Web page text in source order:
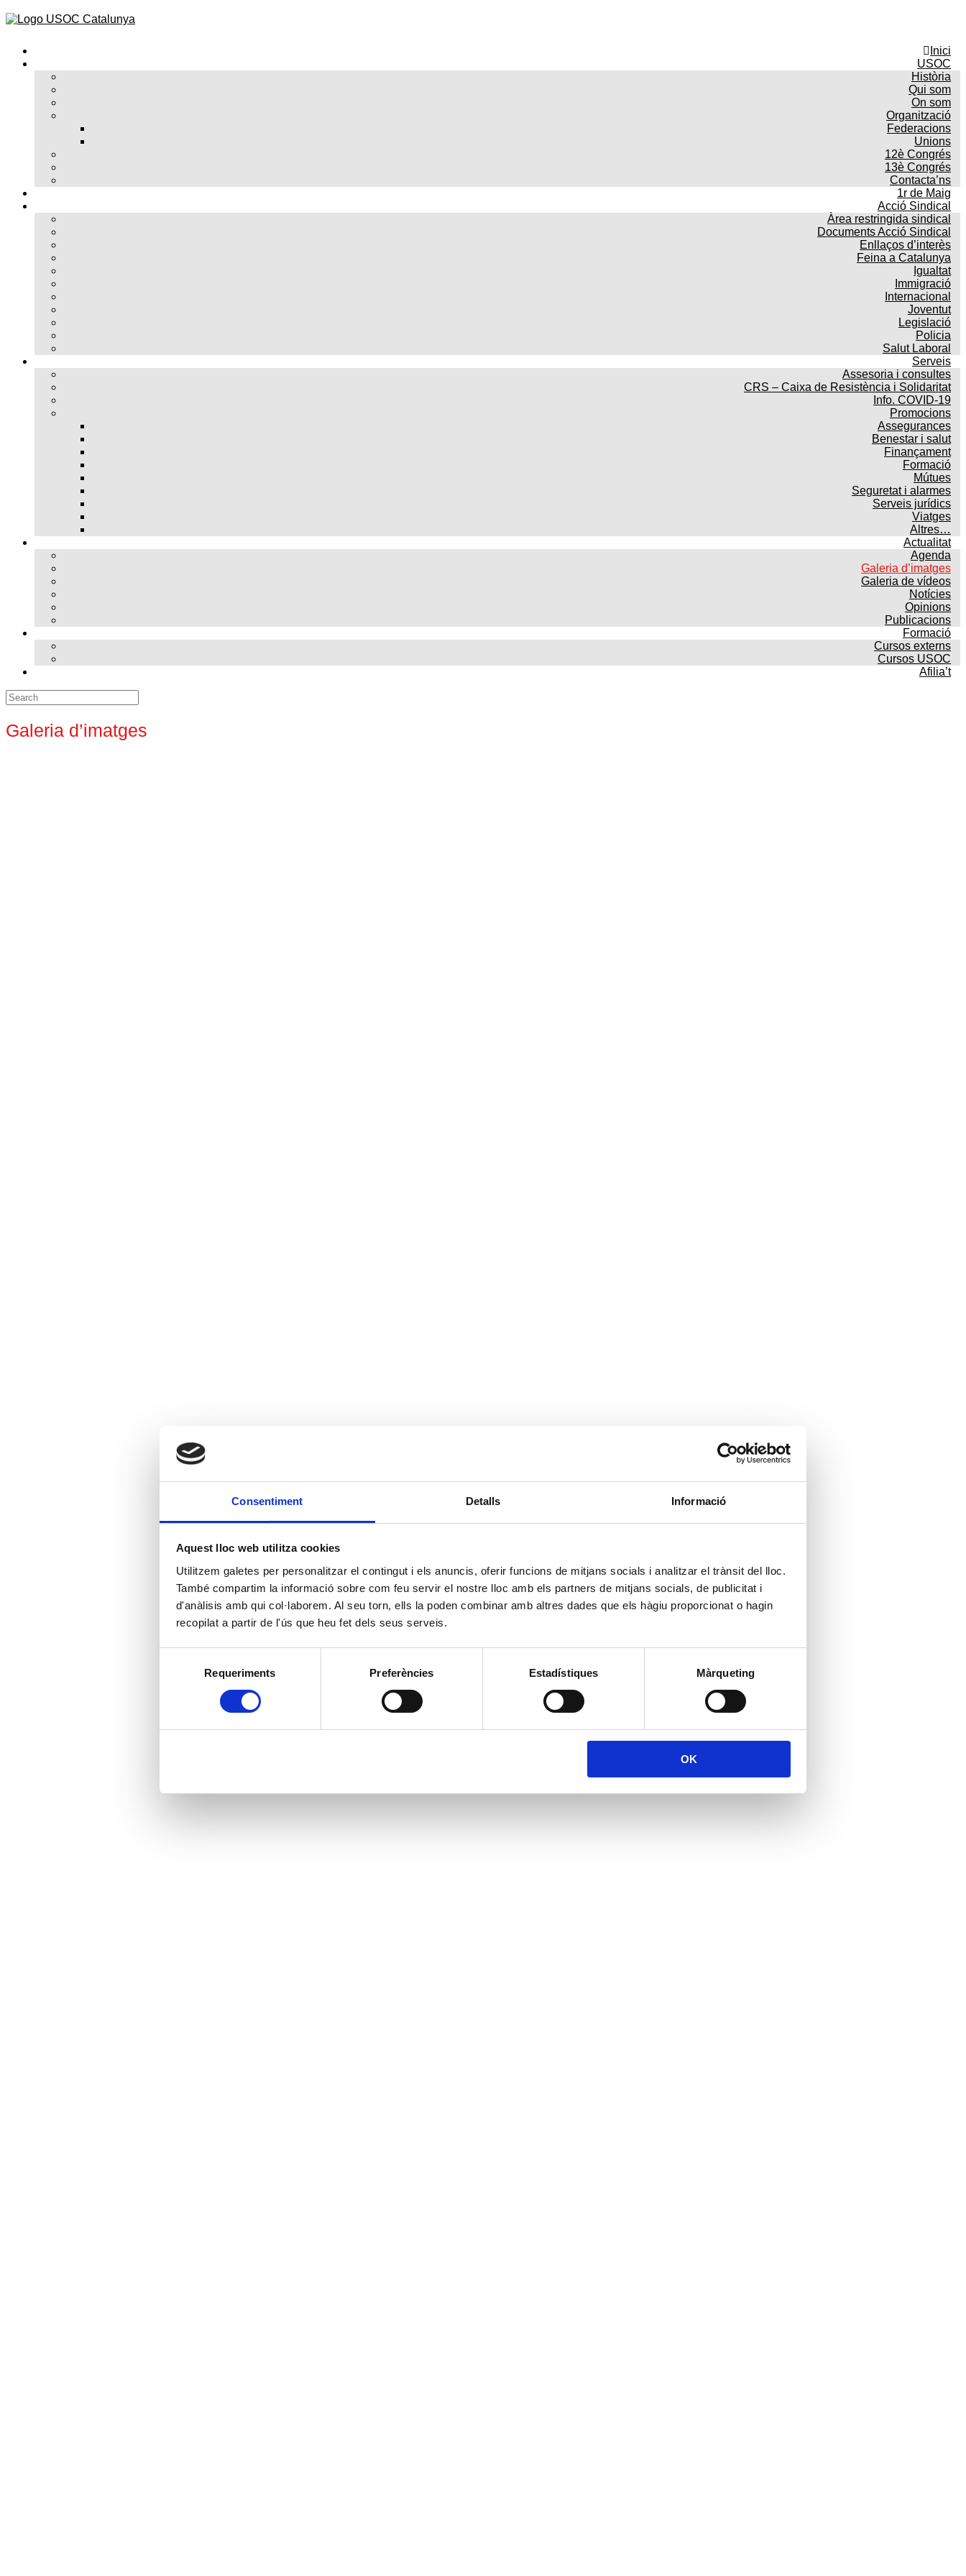
Consentiment Detalls Informació
Aquest lloc web utilitza cookies
Utilitzem galetes per personalitzar el contingut i els anuncis, oferir funcions de mitjans socials i analitzar el trànsit del lloc.
També compartim la informació sobre com feu servir el nostre lloc amb els partners de mitjans socials, de publicitat i
d'anàlisis amb qui col·laborem. Al seu torn, ells la poden combinar amb altres dades que els hàgiu proporcionat o hagin
recopilat a partir de l'ús que heu fet dels seus serveis.
consentiment
Requeriments Preferències Estadístiques Màrqueting
OK
Inici
USOC
Història
Qui som
On som
Organització
Federacions
Unions
12è Congrés
13è Congrés
Contacta’ns
1r de Maig
Acció Sindical
Àrea restringida sindical
Documents Acció Sindical
Enllaços d’interès
Feina a Catalunya
Igualtat
Immigració
Internacional
Joventut
Legislació
Policia
Salut Laboral
Serveis
Assesoria i consultes
CRS – Caixa de Resistència i Solidaritat
Info. COVID-19
Promocions
Assegurances
Benestar i salut
Finançament
Formació
Mútues
Seguretat i alarmes
Serveis jurídics
Viatges
Altres…
Actualitat
Agenda
Galeria d’imatges
Galeria de vídeos
Notícies
Opinions
Publicacions
Formació
Cursos externs
Cursos USOC
Afilia’t
Search
for:
Galeria d’imatges